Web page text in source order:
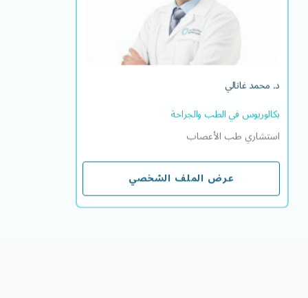
د. محمد غاتالي
بكالوريوس في الطب والجراحة
استشاري طب الأعصاب
عرض الملف الشخصي
اللغة/اللغات التي يتقنها
عرض الملف الشخصي